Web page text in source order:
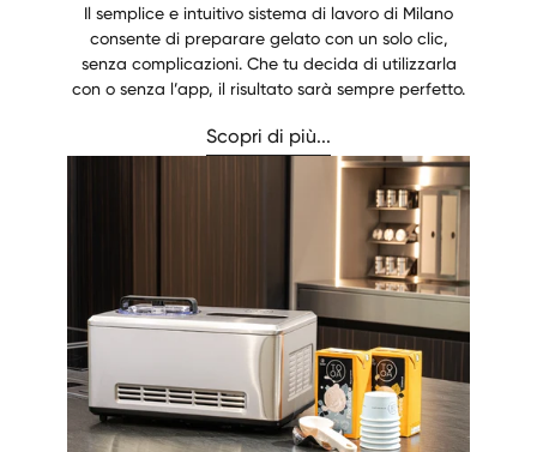
Il semplice e intuitivo sistema di lavoro di Milano
consente di preparare gelato con un solo clic,
senza complicazioni. Che tu decida di utilizzarla
con o senza l’app, il risultato sarà sempre perfetto.
Scopri di più...